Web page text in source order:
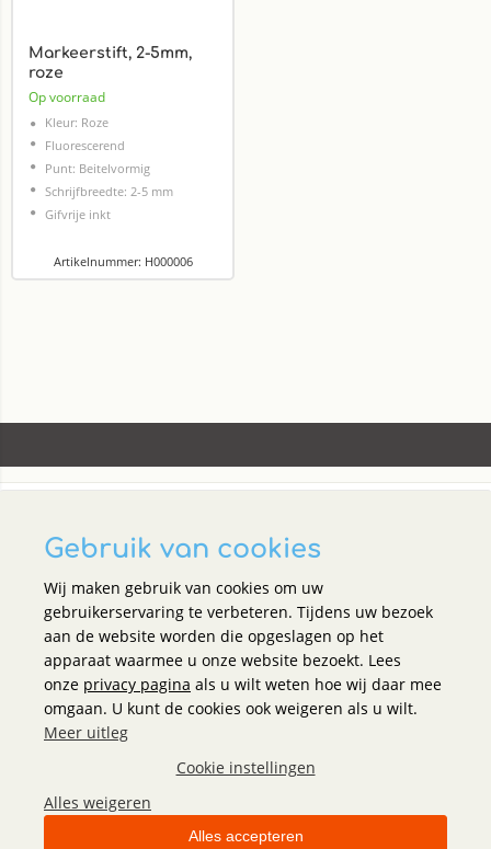
Markeerstift, 2-5mm,
roze
Op voorraad
Kleur: Roze
Fluorescerend
Punt: Beitelvormig
Schrijfbreedte: 2-5 mm
Gifvrije inkt
Artikelnummer: H000006
Social media
Holland Office Supplies
Klantenservice
Over Holland Office Supplies
Gebruik van cookies
Wij maken gebruik van cookies om uw
gebruikerservaring te verbeteren. Tijdens uw bezoek
aan de website worden die opgeslagen op het
apparaat waarmee u onze website bezoekt. Lees
onze privacy pagina als u wilt weten hoe wij daar mee
omgaan. U kunt de cookies ook weigeren als u wilt.
Meer uitleg
Cookie instellingen
Alles weigeren
Alles accepteren